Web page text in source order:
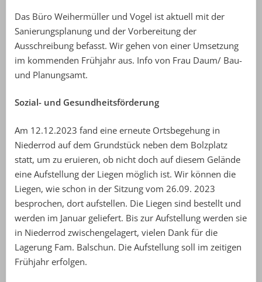
Das Büro Weihermüller und Vogel ist aktuell mit der
Sanierungsplanung und der Vorbereitung der
Ausschreibung befasst. Wir gehen von einer Umsetzung
im kommenden Frühjahr aus. Info von Frau Daum/ Bau-
und Planungsamt.
Sozial- und Gesundheitsförderung
Am 12.12.2023 fand eine erneute Ortsbegehung in
Niederrod auf dem Grundstück neben dem Bolzplatz
statt, um zu eruieren, ob nicht doch auf diesem Gelände
eine Aufstellung der Liegen möglich ist. Wir können die
Liegen, wie schon in der Sitzung vom 26.09. 2023
besprochen, dort aufstellen. Die Liegen sind bestellt und
werden im Januar geliefert. Bis zur Aufstellung werden sie
in Niederrod zwischengelagert, vielen Dank für die
Lagerung Fam. Balschun. Die Aufstellung soll im zeitigen
Frühjahr erfolgen.